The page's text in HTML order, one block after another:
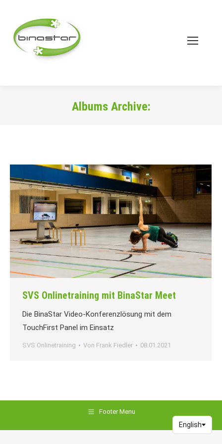
Albums Archive:
SVS Onlinetraining mit BinaStar Meet
Die BinaStar Video-Konferenzlösung mit dem
TouchFirst Panel im Einsatz
SVS Onlinetraining Von Frank Fiedler 08.01.2021
Footer Menu